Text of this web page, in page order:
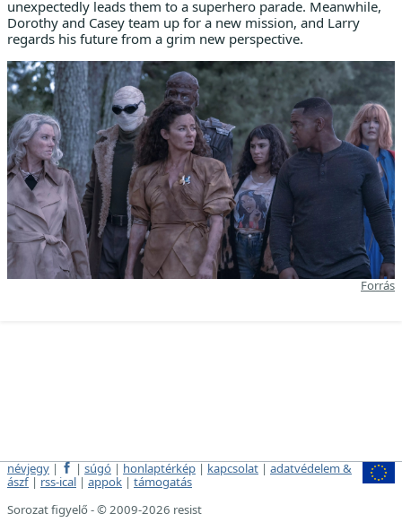
unexpectedly leads them to a superhero parade. Meanwhile,
Dorothy and Casey team up for a new mission, and Larry
regards his future from a grim new perspective.
Forrás
névjegy | | súgó | honlaptérkép | kapcsolat | adatvédelem &
ászf | rss-ical | appok | támogatás
Sorozat figyelő - © 2009-2026 resist